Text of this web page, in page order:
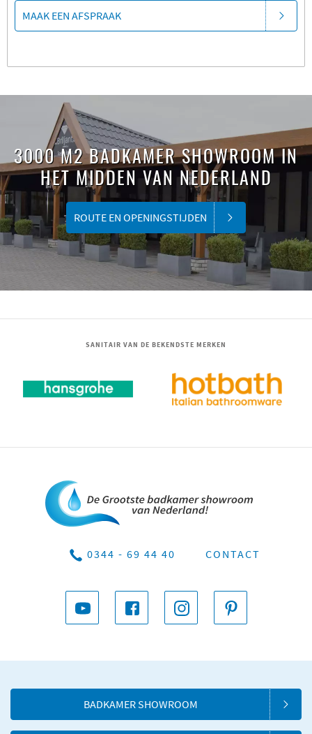
MAAK EEN AFSPRAAK
3000 M2 BADKAMER SHOWROOM IN
HET MIDDEN VAN NEDERLAND
ROUTE EN OPENINGSTIJDEN
SANITAIR VAN DE BEKENDSTE MERKEN
0344 - 69 44 40 CONTACT
BADKAMER SHOWROOM